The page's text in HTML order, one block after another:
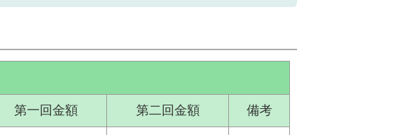
第一回金額 第二回金額 備考